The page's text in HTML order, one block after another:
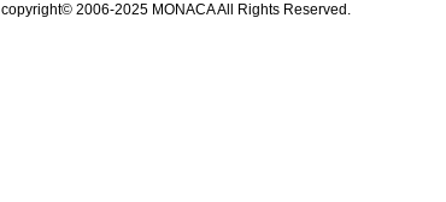
copyright© 2006-2025 MONACA All Rights Reserved.